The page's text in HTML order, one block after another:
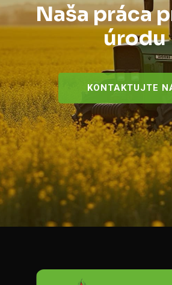
Naša práca
úrodu
KONTAKTUJTE